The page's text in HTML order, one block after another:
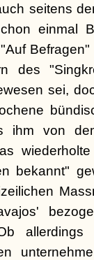
seitens
einmal
des
sei,
von
bekannt"
allerdings